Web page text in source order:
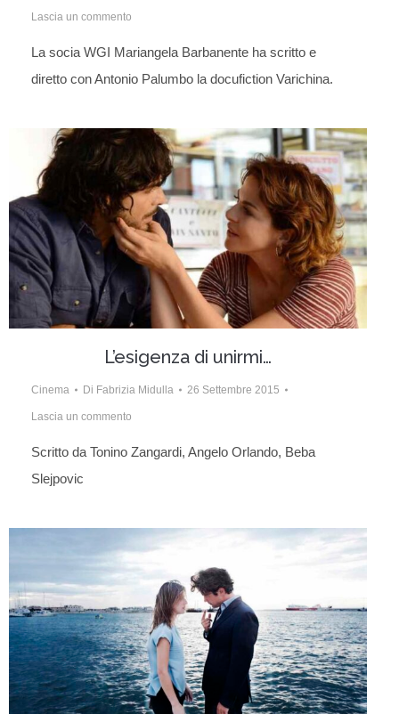
Lascia un commento
La socia WGI Mariangela Barbanente ha scritto e
diretto con Antonio Palumbo la docufiction Varichina.
L’esigenza di unirmi…
Cinema Di Fabrizia Midulla 26 Settembre 2015
Lascia un commento
Scritto da Tonino Zangardi, Angelo Orlando, Beba
Slejpovic